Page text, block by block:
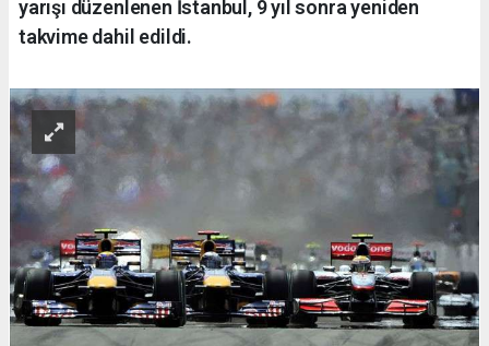
yarışı düzenlenen İstanbul, 9 yıl sonra yeniden
takvime dahil edildi.